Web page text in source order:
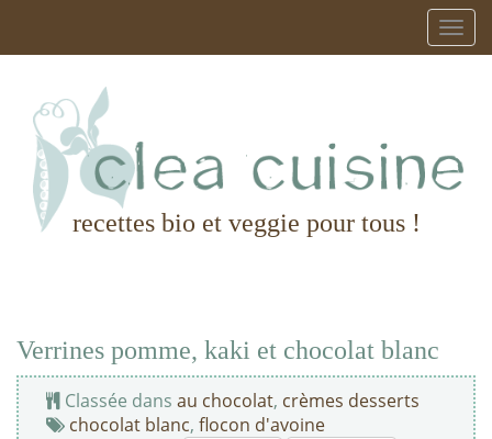
recettes bio et veggie pour tous !
Verrines pomme, kaki et chocolat blanc
Classée dans au chocolat, crèmes desserts
chocolat blanc, flocon d'avoine